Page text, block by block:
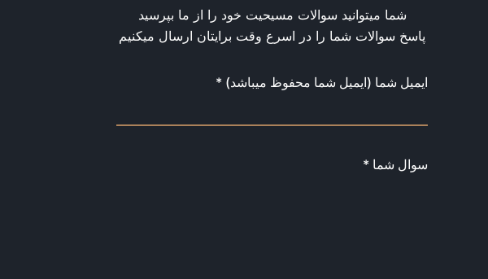
شما میتوانید سوالات مسیحیت خود را از ما بپرسید
پاسخ سوالات شما را در اسرع وقت برایتان ارسال میکنیم
ایمیل شما (ایمیل شما محفوظ میباشد) *
سوال شما *